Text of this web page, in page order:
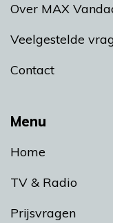
Menu
Home
TV & Radio
Prijsvragen
Over MAX
Veelgestelde
Contact